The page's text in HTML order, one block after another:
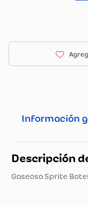
Información
Descripción
Gaseosa Sprite